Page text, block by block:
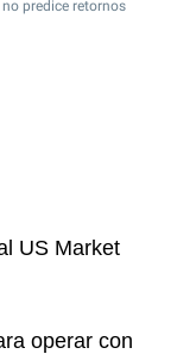
predice retornos
US Market
operar con